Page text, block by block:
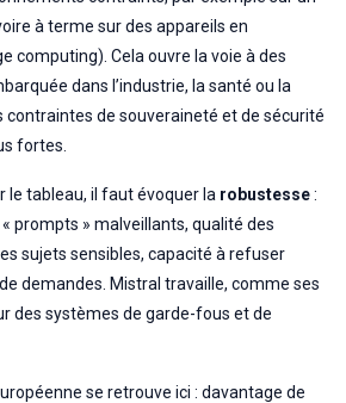
à terme sur des appareils en
computing). Cela ouvre la voie à des
dans l’industrie, la santé ou la
contraintes de souveraineté et de sécurité
fortes.
le tableau, il faut évoquer la robustesse:
prompts » malveillants, qualité des
sujets sensibles, capacité à refuser
demandes. Mistral travaille, comme ses
des systèmes de garde-fous et de
se retrouve ici : davantage de